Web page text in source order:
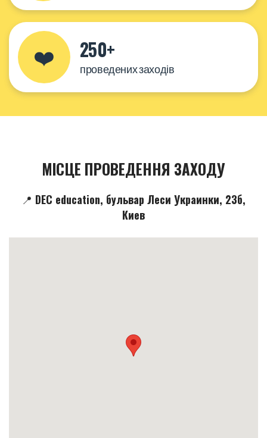
❤️ 250+
проведених заходів
МІСЦЕ ПРОВЕДЕННЯ ЗАХОДУ
📍 DEC education, бульвар Леси Украинки, 23б,
Киев